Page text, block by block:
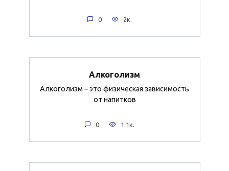
0 2к.
Алкоголизм
Алкоголизм – это физическая зависимость
от напитков
0 1.1к.